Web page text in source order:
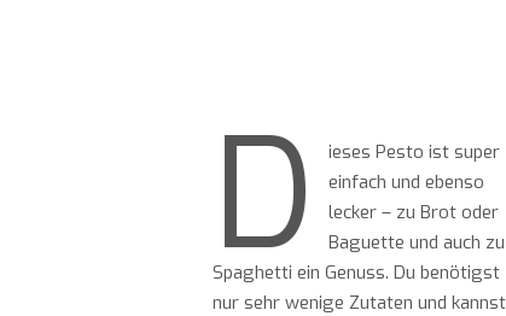
D
ieses Pesto ist super
einfach und ebenso
lecker – zu Brot oder
Baguette und auch zu
Spaghetti ein Genuss. Du benötigst
nur sehr wenige Zutaten und kannst